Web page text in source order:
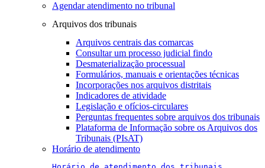
Agendar atendimento no tribunal
Arquivos dos tribunais
Arquivos centrais das comarcas
Consultar um processo judicial findo
Desmaterialização processual
Formulários, manuais e orientações técnicas
Incorporações nos arquivos distritais
Indicadores de atividade
Legislação e ofícios-circulares
Perguntas frequentes sobre arquivos dos tribunais
Plataforma de Informação sobre os Arquivos dos
Tribunais (PIsAT)
Horário de atendimento